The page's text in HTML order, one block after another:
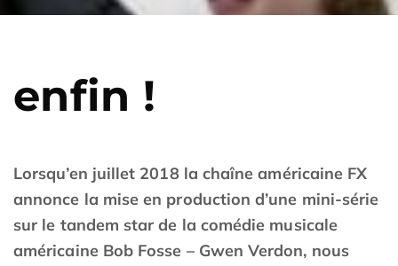
enfin !
Lorsqu’en juillet 2018 la chaîne américaine FX
annonce la mise en production d’une mini-série
sur le tandem star de la comédie musicale
américaine Bob Fosse – Gwen Verdon, nous